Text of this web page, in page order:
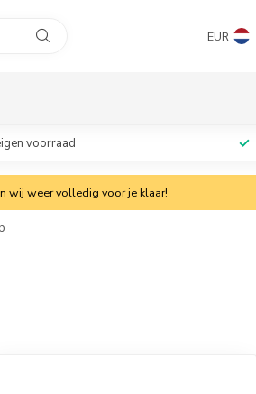
EUR
voorraad
wij weer volledig voor je klaar!